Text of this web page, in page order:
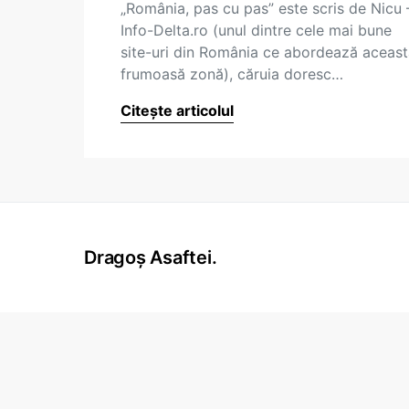
„România, pas cu pas” este scris de Nicu
Info-Delta.ro (unul dintre cele mai bune
site-uri din România ce abordează
frumoasă zonă), căruia doresc…
Citește articolul
Dragoș Asaftei.